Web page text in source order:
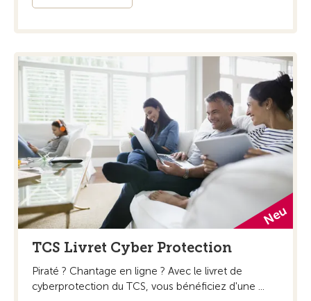
TCS Livret Cyber Protection
Piraté ? Chantage en ligne ? Avec le livret de
cyberprotection du TCS, vous bénéficiez d'une ...